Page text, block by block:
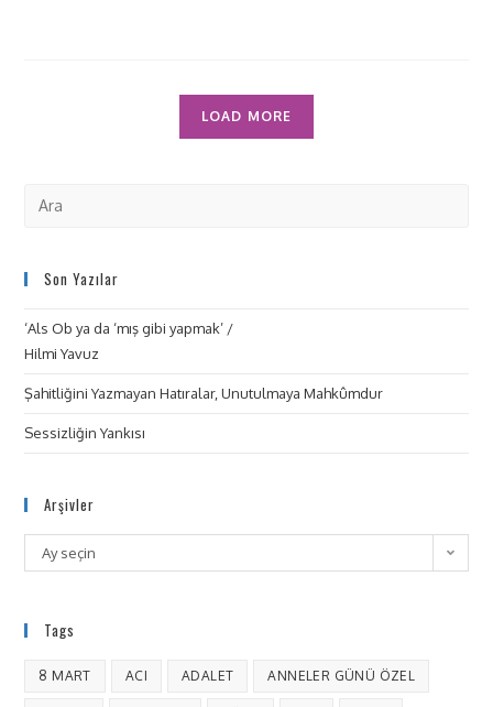
LOAD MORE
Son Yazılar
‘Als Ob ya da ‘mış gibi yapmak’ /
Hilmi Yavuz
Şahitliğini Yazmayan Hatıralar, Unutulmaya Mahkûmdur
Sessizliğin Yankısı
Arşivler
Ay seçin
Tags
8 MART ACI ADALET ANNELER GÜNÜ ÖZEL